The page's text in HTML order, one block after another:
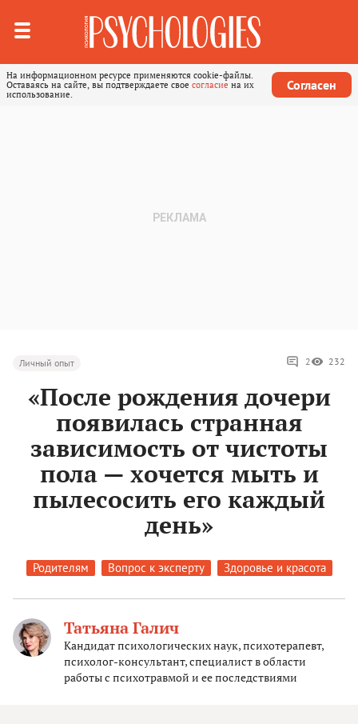
На информационном ресурсе применяются cookie-файлы.
Оставаясь на сайте, вы подтверждаете свое согласие на их
использование.
Согласен
Личный опыт 2 232
«После рождения дочери
появилась странная
зависимость от чистоты
пола — хочется мыть и
пылесосить его каждый
день»
Родителям Вопрос к эксперту Здоровье и красота
Татьяна Галич
Кандидат психологических наук, психотерапевт,
психолог-консультант, специалист в области
работы с психотравмой и ее последствиями